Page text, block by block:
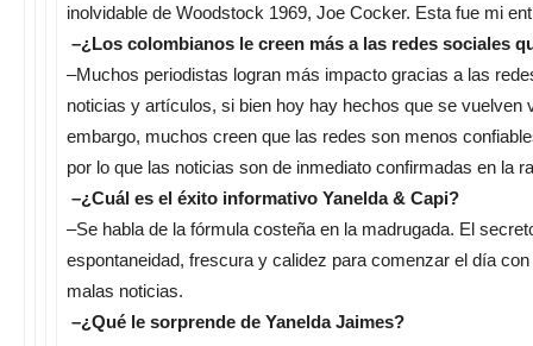
inolvidable de Woodstock 1969, Joe Cocker. Esta fue mi
–¿Los colombianos le creen más a las redes sociales
–Muchos periodistas logran más impacto gracias a las
noticias y artículos, si bien hoy hay hechos que se vuelven
embargo, muchos creen que las redes son menos
por lo que las noticias son de inmediato confirmadas en la
–¿Cuál es el éxito informativo Yanelda & Capi?
–Se habla de la fórmula costeña en la madrugada. El
espontaneidad, frescura y calidez para comenzar el día
malas noticias.
–¿Qué le sorprende de Yanelda Jaimes?